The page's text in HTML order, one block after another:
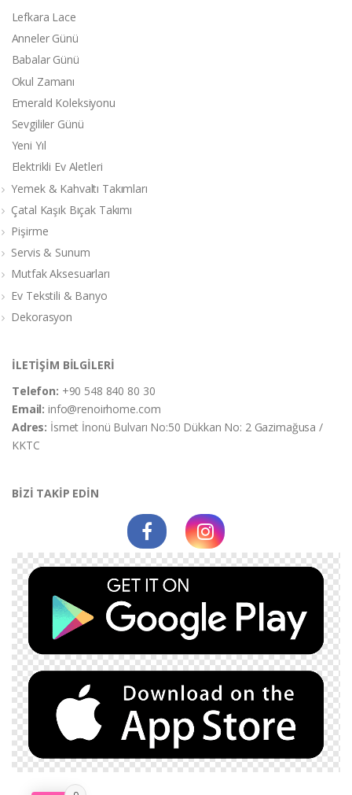
Lefkara Lace
Anneler Günü
Babalar Günü
Okul Zamanı
Emerald Koleksiyonu
Sevgililer Günü
Yeni Yıl
Elektrikli Ev Aletleri
Yemek & Kahvaltı Takımları
Çatal Kaşık Bıçak Takımı
Pişirme
Servis & Sunum
Mutfak Aksesuarları
Ev Tekstili & Banyo
Dekorasyon
İLETİŞİM BİLGİLERİ
Telefon: +90 548 840 80 30
Email:info@renoirhome.com
Adres: İsmet İnonü Bulvarı No:50 Dükkan No: 2 Gazimağusa /
KKTC
BİZİ TAKİP EDİN